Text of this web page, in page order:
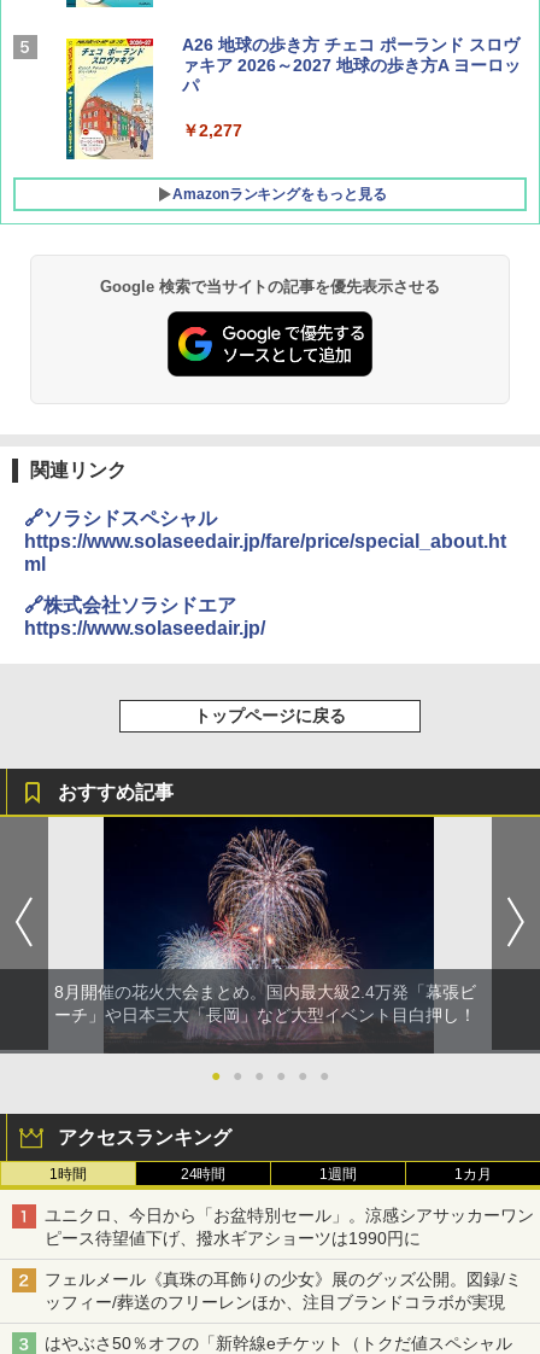
AIRLINE（エアライン）2026年9月号【特
集】ボーイング110周年を祝して！
A26 地球の歩き方 チェコ ポーランド スロヴ
ァキア 2026～2027 地球の歩き方A ヨーロッ
パ
￥2,277
Amazonランキングをもっと見る
[キャンパーズコレクション 山善] ポップアッ
プテント 傘みたいに広げて畳める パッとサ
ッとサンシェード キューブ フルクローズ メ
ッシュ 簡単設置 ワンタッチテント キャンプ
&ハイキング カーキ PATC-150(KH)
ト プライバシー テント 【中が透けない】 1
人用 折りたたみ 防災グッズ 災害用トイレ ビ
ーチ ピクニック ポップアップテント 携帯 簡
￥4,980
テント ワンタッチ RENEW 幅200 2-3人用 43
500002(88859)
￥5,999
[キャンパーズコレクション 山善] 傘みたいに
広げるだけ パッとサッとテント ブラックコ
ーティング フルクローズ メッシュ 3-4人用
簡単設置 ポップアップテント エクルベージ
ュ(BC仕様) PATC-150B(EB)
￥9,990
[キャンパーズコレクション 山善] 傘みたいに
広げるだけ パッとサッとテント キューブワ
イド ブラックコーティング フルクローズ メ
ATCW-150B エクルベージュ
￥-
GRANDOOR ステンレス保冷剤 2個セット 2
026リニューアル 急速冷凍 空間倍増 衛生的
コンパクト 保冷力長持ち
￥2,980
￥14,800
DEWEL パラソル 大型 ビーチ アウトドアパ
ラソル ガーデン サイトシート付 折りたたみ
防水 UVカット 4段階高さ調整 軽量 収納袋付
￥6,459
可能 安全ロック付き 高安全性 金属製耐久 コ
ンパクト多機能設計 持ち運び便利 アウトド
ア/オフィス/教育現場/展示会用 緑
￥1,180
熊撃退スプレー 熊よけスプレー 熊スプレー
【日本企業販売】超強力クマ対策スプレー 30
0ml（連続噴射30秒）110ml（連続噴射15
秒）射程5～10m 安全ロック搭載 携帯収納袋
付き ヒグマ・イノシシ対策 自治体・教育機
関の購入実績 登山・キャンプ・アウトドア・
送
￥3,680
Google 検索で当サイトの記事を優先表示させる
関連リンク
🔗ソラシドスペシャル
https://www.solaseedair.jp/fare/price/special_about.ht
ml
🔗株式会社ソラシドエア
https://www.solaseedair.jp/
トップページに戻る
おすすめ記事
8月開催の花火大会まとめ。国内最大級2.4万発「幕張ビ
ーチ」や日本三大「長岡」など大型イベント目白押し！
● ● ● ● ● ●
アクセスランキング
1時間 24時間 1週間 1カ月
ユニクロ、今日から「お盆特別セール」。涼感シアサッカーワン
ピース待望値下げ、撥水ギアショーツは1990円に
フェルメール《真珠の耳飾りの少女》展のグッズ公開。図録/ミ
ッフィー/葬送のフリーレンほか、注目ブランドコラボが実現
はやぶさ50％オフの「新幹線eチケット（トクだ値スペシャル